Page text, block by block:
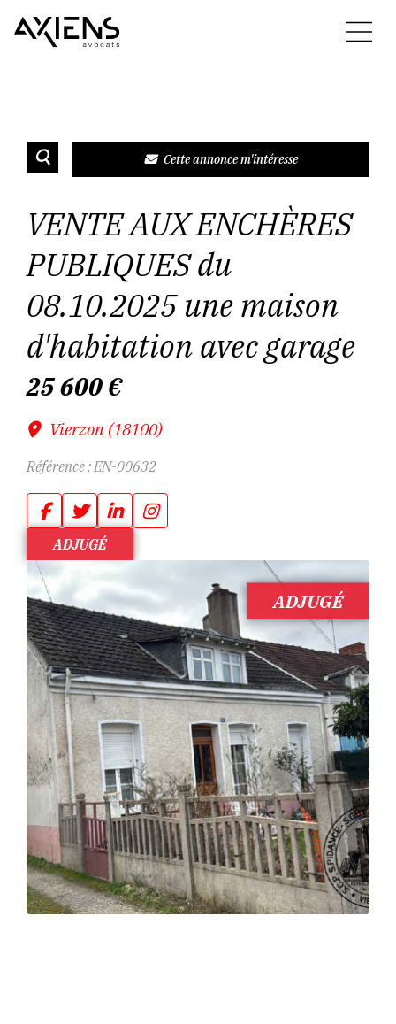
Cette annonce m'intéresse
VENTE AUX ENCHÈRES
PUBLIQUES du
08.10.2025 une maison
d'habitation avec garage
ADJUGÉ
25 600€
Vierzon (18100)
ADJUGÉ
Référence :EN-00632